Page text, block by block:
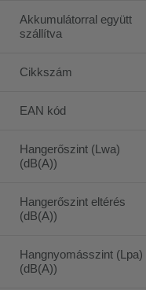
Akkumulátorral együtt
szállítva
Cikkszám
EAN kód
Hangerőszint (Lwa)
(dB(A))
Hangerőszint eltérés
(dB(A))
Hangnyomásszint (Lpa)
(dB(A))